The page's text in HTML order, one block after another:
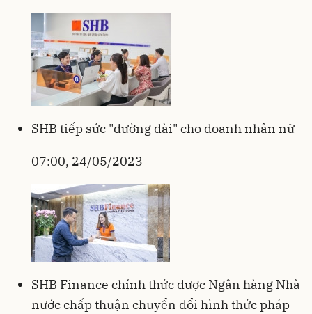
SHB tiếp sức "đường dài" cho doanh nhân nữ
07:00, 24/05/2023
SHB Finance chính thức được Ngân hàng Nhà
nước chấp thuận chuyển đổi hình thức pháp